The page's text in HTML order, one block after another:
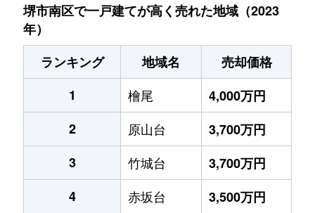
堺市南区で一戸建てが高く売れた地域（2023
年）
ランキング
地域名
売却価格
1
檜尾
4,000万円
2
原山台
3,700万円
3
竹城台
3,700万円
4
赤坂台
3,500万円